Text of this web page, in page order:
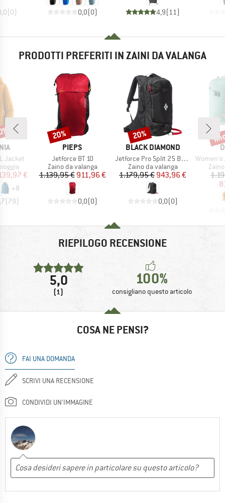
(0) 0,0(0) 4,9(11 )
PRODOTTI PREFERITI IN ZAINI DA VALANGA
Jacket
ridotto
€
+8
(79)
MARCHIO
PIEPS
Articolo
Jetforce BT 10
Gruppo di prodotti
Zaino da valanga
Prezzo
1.139,95 €Prezzo ridotto
911,96 €
0,0(0)
Sconto
20%
MARCHIO
BLACK DIAMOND
Articolo
Jetforce Pro Split 25 Backpack
Gruppo di prodotti
Zaino da valanga
Prezzo
1.179,95 €Prezzo ridotto
943,96 €
0,0(0)
Sconto
20%
Articolo
Women's
RIEPILOGO RECENSIONE
5,0
(1)
100%
consigliano questo articolo
COSA NE PENSI?
FAI UNA DOMANDA
SCRIVI UNA RECENSIONE
CONDIVIDI UN'IMMAGINE